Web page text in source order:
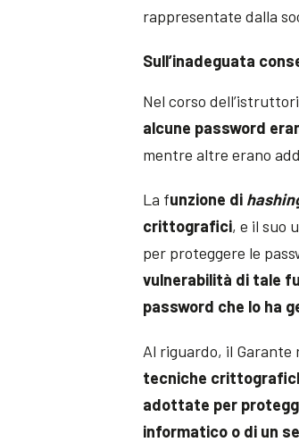
rappresentate dalla
Sull’inadeguata
Nel corso
alcune password
mentre altre erano
La funzione di
crittografici, e il suo
per proteggere le
vulnerabilità di tale
password che lo ha
Al riguardo, il Garante
tecniche
adottate per
informatico o di un